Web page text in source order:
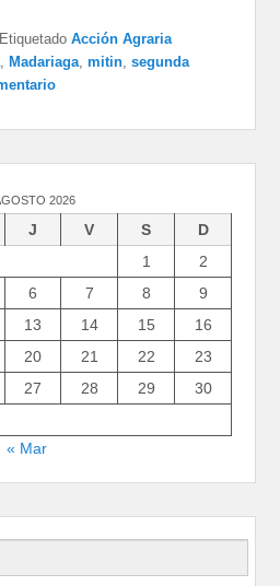
Etiquetado Acción Agraria
, Madariaga,mitin,segunda
2026
J V S
D
1
2
6 7 8
9
13 14 15
16
20 21 22
23
27 28 29
30
« Mar